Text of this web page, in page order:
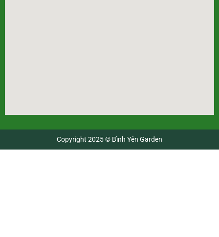
Copyright 2025 © Bình Yên Garden